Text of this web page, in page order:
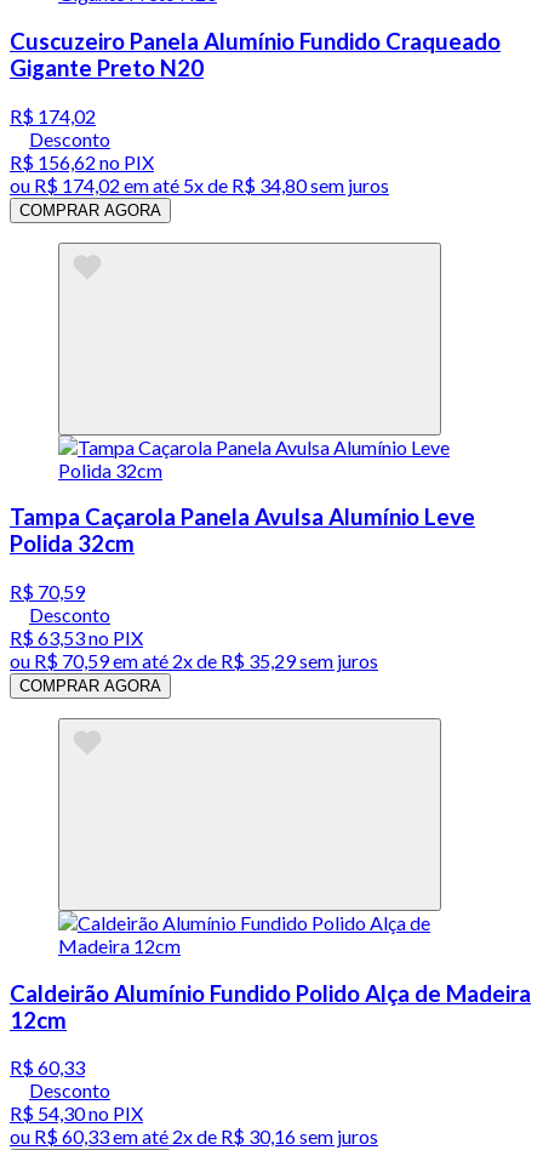
Cuscuzeiro Panela Alumínio Fundido Craqueado
Gigante Preto N20
R$ 174,02
Desconto
R$ 156,62 no PIX
ou R$ 174,02 em até 5x de R$ 34,80 sem juros
COMPRAR AGORA
Tampa Caçarola Panela Avulsa Alumínio Leve
Polida 32cm
R$ 70,59
Desconto
R$ 63,53no PIX
ou R$ 70,59em até 2x de R$ 35,29 sem juros
COMPRAR AGORA
Caldeirão Alumínio Fundido Polido Alça de Madeira
12cm
R$ 60,33
Desconto
R$ 54,30no PIX
ou R$ 60,33em até 2x de R$ 30,16 sem juros